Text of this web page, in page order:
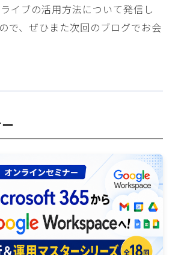
イブの活用方法について発信し
で、ぜひまた次回のブログでお会